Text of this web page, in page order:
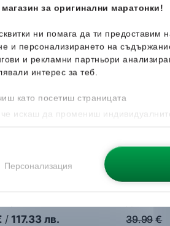
за оригинални маратонки!
ни помага да ти предоставим
и персонализирането на
и рекламни партньори
интерес за теб.
като посетиш страницата
че искаш да промениш
Персонализация
Runner EL
/ 117.33 лв.
-15%
adidas
39.99 €